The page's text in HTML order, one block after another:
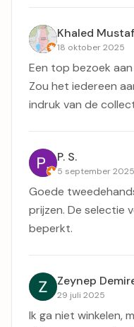
Khaled
18 oktober 2025
Een top bezoek
Zou het iedereen
indruk van de
P. S.
5 september 2025
Goede
prijzen. De selectie
beperkt.
Zeynep
29 juli 2025
Ik ga niet winkelen,